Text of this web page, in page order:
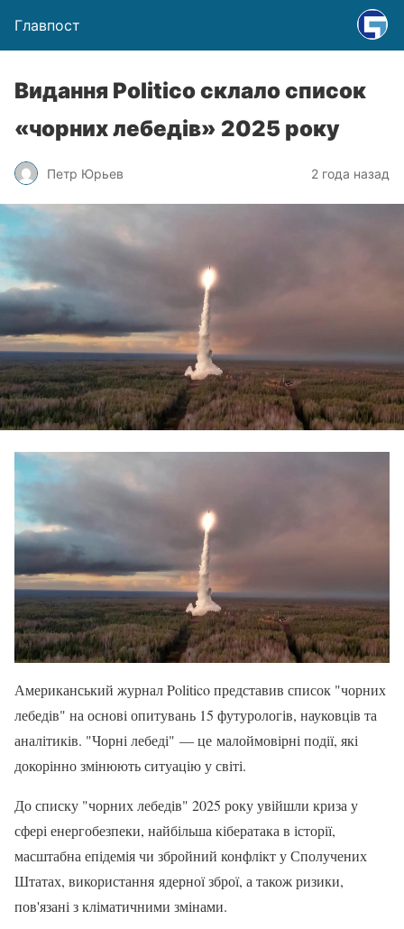
Главпост
Видання Politico склало список
«чорних лебедів» 2025 року
Петр Юрьев 2 года назад
Американський журнал Politico представив список "чорних
лебедів" на основі опитувань 15 футурологів, науковців та
аналітиків. "Чорні лебеді" — це малоймовірні події, які
докорінно змінюють ситуацію у світі.
До списку "чорних лебедів" 2025 року увійшли криза у
сфері енергобезпеки, найбільша кібератака в історії,
масштабна епідемія чи збройний конфлікт у Сполучених
Штатах, використання ядерної зброї, а також ризики,
пов'язані з кліматичними змінами.